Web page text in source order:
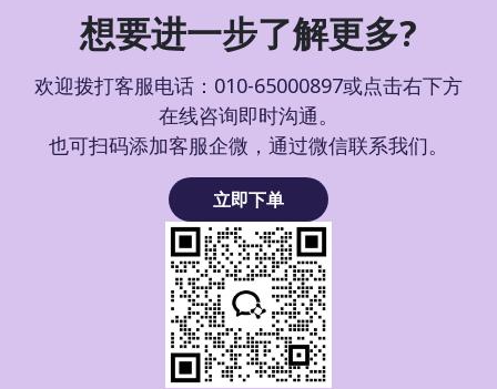
想要进一步了解更多?
欢迎拨打客服电话：010-65000897或点击右下方
在线咨询即时沟通。
也可扫码添加客服企微，通过微信联系我们。
立即下单